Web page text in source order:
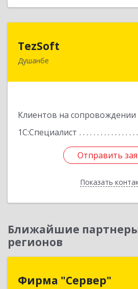
TezSoft
Душанбе
Клиентов на сопровождении
1С:Специалист
Отправить
Показать
Таджикистан, г. Душанбе,
Отправить
Назад
Ближайшие
регионов
Фирма "Сервер"